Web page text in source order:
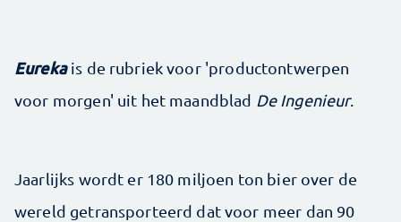
Eureka is de rubriek voor 'productontwerpen
voor morgen' uit het maandblad De Ingenieur.
Jaarlijks wordt er 180 miljoen ton bier over de
wereld getransporteerd dat voor meer dan 90